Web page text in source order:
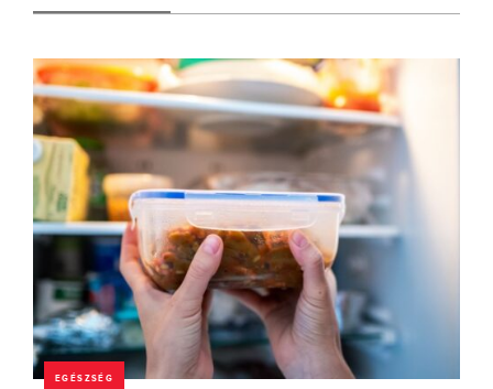
EGÉSZSÉG